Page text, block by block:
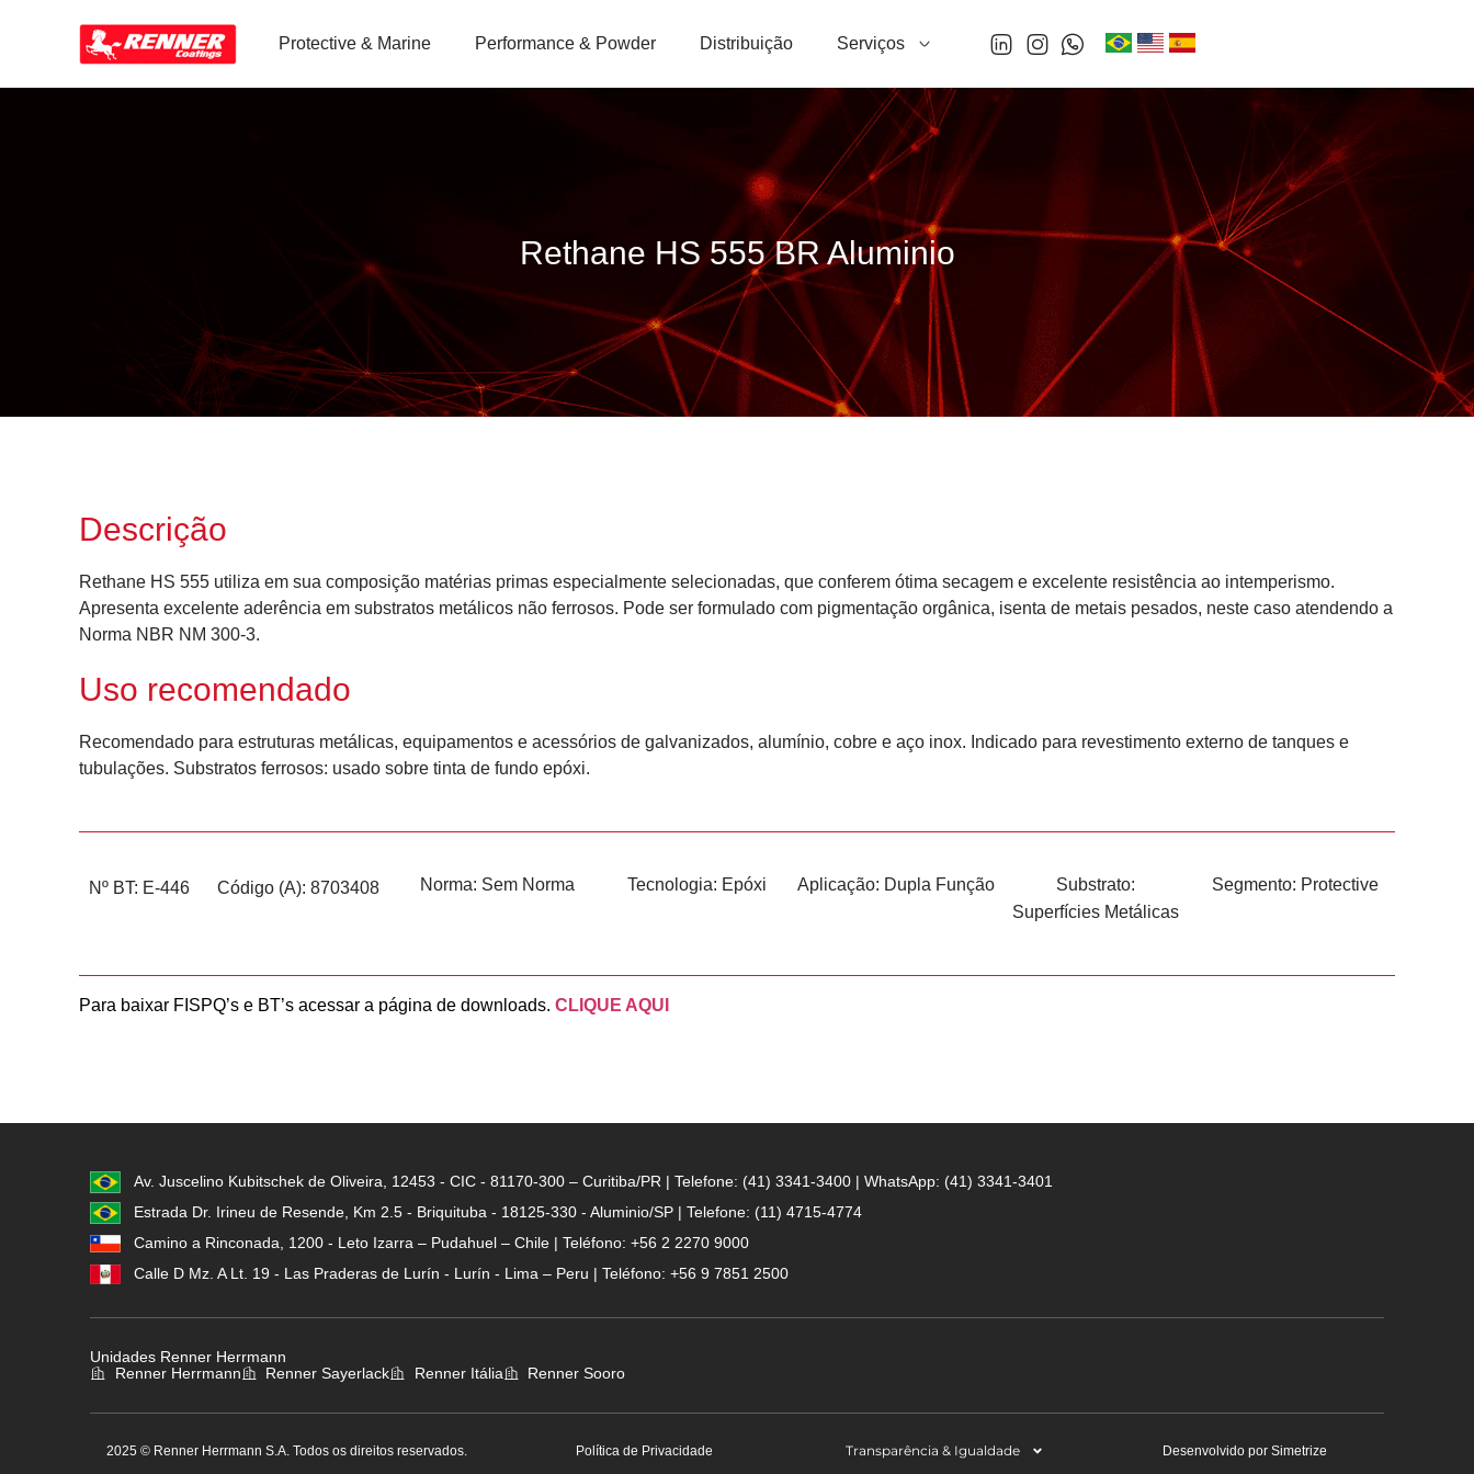
Protective & Marine Performance & Powder Distribuição Serviços
Rethane HS 555 BR Aluminio
Descrição
Rethane HS 555 utiliza em sua composição matérias primas especialmente selecionadas, que conferem ótima secagem e excelente resistência ao intemperismo.
Apresenta excelente aderência em substratos metálicos não ferrosos. Pode ser formulado com pigmentação orgânica, isenta de metais pesados, neste caso atendendo a
Norma NBR NM 300-3.
Uso recomendado
Recomendado para estruturas metálicas, equipamentos e acessórios de galvanizados, alumínio, cobre e aço inox. Indicado para revestimento externo de tanques e
tubulações. Substratos ferrosos: usado sobre tinta de fundo epóxi.
Nº BT: E-446 Código (A): 8703408 Norma: Sem Norma Tecnologia: Epóxi Aplicação: Dupla Função
Substrato:
Superfícies Metálicas
Segmento: Protective
Para baixar FISPQ’s e BT’s acessar a página de downloads. CLIQUE AQUI
Av. Juscelino Kubitschek de Oliveira, 12453 - CIC - 81170-300 – Curitiba/PR | Telefone: (41) 3341-3400 | WhatsApp: (41) 3341-3401
Estrada Dr. Irineu de Resende, Km 2.5 - Briquituba - 18125-330 - Aluminio/SP | Telefone: (11) 4715-4774
Camino a Rinconada, 1200 - Leto Izarra – Pudahuel – Chile | Teléfono: +56 2 2270 9000
Calle D Mz. A Lt. 19 - Las Praderas de Lurín - Lurín - Lima – Peru | Teléfono: +56 9 7851 2500
Unidades Renner Herrmann
Renner Herrmann
Renner Sayerlack Renner Itália Renner Sooro
2025 © Renner Herrmann S.A. Todos os direitos reservados. Política de Privacidade Transparência & Igualdade Desenvolvido por Simetrize